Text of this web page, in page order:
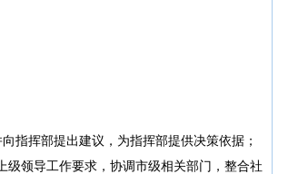
指挥部提出建议，为指挥部提供决策依据；
领导工作要求，协调市级相关部门，整合社